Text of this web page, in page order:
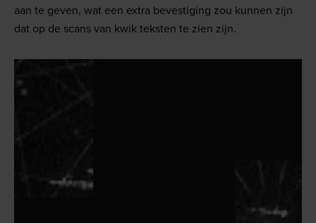
aan te geven, wat een extra bevestiging zou kunnen zijn
dat op de scans van kwik teksten te zien zijn.